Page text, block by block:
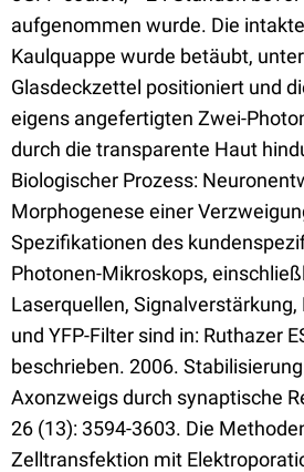
aufgenommen wurde. Die
Kaulquappe wurde betäubt,
Glasdeckzettel positioniert und
eigens angefertigten Zwei-
durch die transparente Haut
Biologischer Prozess:
Morphogenese einer
Spezifikationen des
Photonen-Mikroskops,
Laserquellen,
und YFP-Filter sind in: Ruthazer
beschrieben. 2006.
Axonzweigs durch synaptische
26 (13): 3594-3603. Die
Zelltransfektion mit